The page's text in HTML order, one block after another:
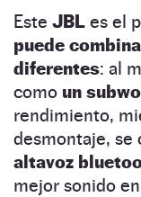
Este JBL es el
puede
diferentes: al
como un
rendimiento,
desmontaje, se
altavoz
mejor sonido